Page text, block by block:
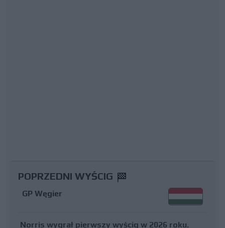
POPRZEDNI WYŚCIG
GP Węgier
Norris wygrał pierwszy wyścig w 2026 roku.